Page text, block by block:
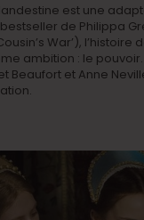
est une
de Philippa
War’),
ambition : le
Beaufort et Anne